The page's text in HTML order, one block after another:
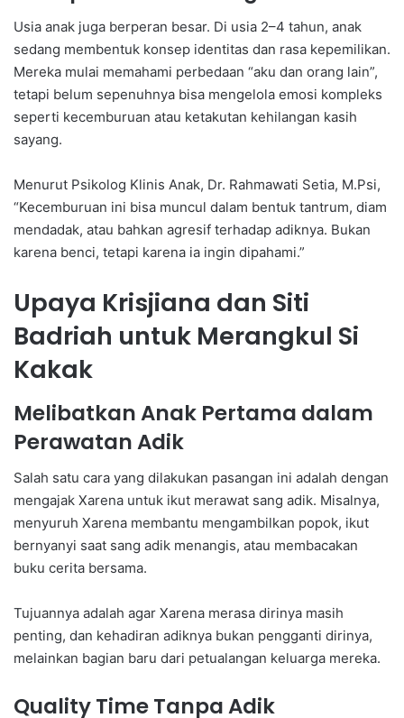
Usia anak juga berperan besar. Di usia 2–4 tahun, anak
sedang membentuk konsep identitas dan rasa kepemilikan.
Mereka mulai memahami perbedaan “aku dan orang lain”,
tetapi belum sepenuhnya bisa mengelola emosi kompleks
seperti kecemburuan atau ketakutan kehilangan kasih
sayang.
Menurut Psikolog Klinis Anak, Dr. Rahmawati Setia, M.Psi,
“Kecemburuan ini bisa muncul dalam bentuk tantrum, diam
mendadak, atau bahkan agresif terhadap adiknya. Bukan
karena benci, tetapi karena ia ingin dipahami.”
Upaya Krisjiana dan Siti
Badriah untuk Merangkul Si
Kakak
Melibatkan Anak Pertama dalam
Perawatan Adik
Salah satu cara yang dilakukan pasangan ini adalah dengan
mengajak Xarena untuk ikut merawat sang adik. Misalnya,
menyuruh Xarena membantu mengambilkan popok, ikut
bernyanyi saat sang adik menangis, atau membacakan
buku cerita bersama.
Tujuannya adalah agar Xarena merasa dirinya masih
penting, dan kehadiran adiknya bukan pengganti dirinya,
melainkan bagian baru dari petualangan keluarga mereka.
Quality Time Tanpa Adik